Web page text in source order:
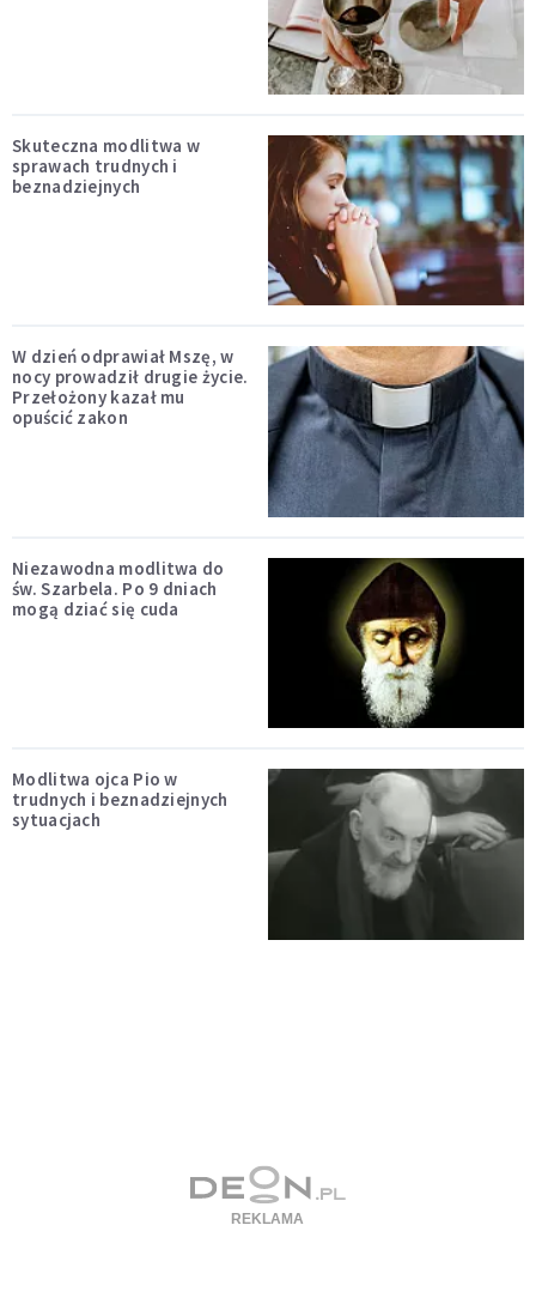
Skuteczna modlitwa w
sprawach trudnych i
beznadziejnych
W dzień odprawiał Mszę, w
nocy prowadził drugie życie.
Przełożony kazał mu
opuścić zakon
Niezawodna modlitwa do
św. Szarbela. Po 9 dniach
mogą dziać się cuda
Modlitwa ojca Pio w
trudnych i beznadziejnych
sytuacjach